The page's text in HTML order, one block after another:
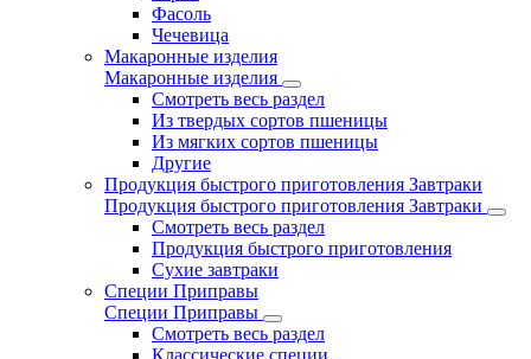
Фасоль
Чечевица
Макаронные изделия
Макаронные изделия
Смотреть весь раздел
Из твердых сортов пшеницы
Из мягких сортов пшеницы
Другие
Продукция быстрого приготовления Завтраки
Продукция быстрого приготовления Завтраки
Смотреть весь раздел
Продукция быстрого приготовления
Сухие завтраки
Специи Приправы
Специи Приправы
Смотреть весь раздел
Классические специи